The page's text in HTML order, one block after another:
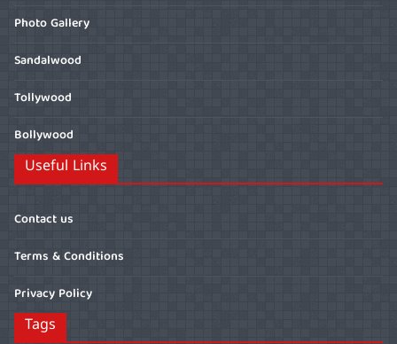
Photo Gallery
Sandalwood
Tollywood
Bollywood
Useful Links
Contact us
Terms & Conditions
Privacy Policy
Tags